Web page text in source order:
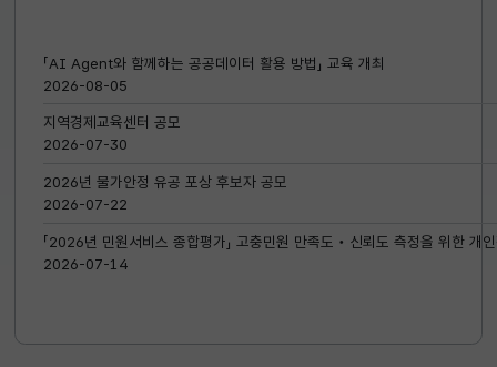
공지
「AI Agent와 함께하는 공공데이터 활용 방법」 교육 개최
2026-08-05
지역경제교육센터 공모
2026-07-30
2026년 물가안정 유공 포상 후보자 공모
2026-07-22
「2026년 민원서비스 종합평가」 고충민원 만족도‧신뢰도 측정을 위한 개
2026-07-14